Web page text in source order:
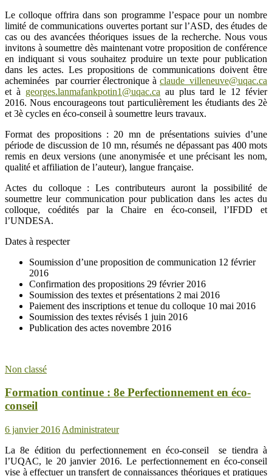
Le colloque offrira dans son programme l’espace pour un nombre
limité de communications ouvertes portant sur l’ASD, des études de
cas ou des avancées théoriques issues de la recherche. Nous vous
invitons à soumettre dès maintenant votre proposition de conférence
en indiquant si vous souhaitez produire un texte pour publication
dans les actes. Les propositions de communications doivent être
acheminées par courrier électronique à claude_villeneuve@uqac.ca
et à georges.lanmafankpotin1@uqac.ca au plus tard le 12 févier
2016. Nous encourageons tout particulièrement les étudiants des 2è
et 3è cycles en éco-conseil à soumettre leurs travaux.
Format des propositions : 20 mn de présentations suivies d’une
période de discussion de 10 mn, résumés ne dépassant pas 400 mots
remis en deux versions (une anonymisée et une précisant les nom,
qualité et affiliation de l’auteur), langue française.
Actes du colloque : Les contributeurs auront la possibilité de
soumettre leur communication pour publication dans les actes du
colloque, coédités par la Chaire en éco-conseil, l’IFDD et
l’UNDESA.
Dates à respecter
Soumission d’une proposition de communication 12 février
2016
Confirmation des propositions 29 février 2016
Soumission des textes et présentations 2 mai 2016
Paiement des inscriptions et tenue du colloque 10 mai 2016
Soumission des textes révisés 1 juin 2016
Publication des actes novembre 2016
Non classé
Formation continue : 8e Perfectionnement en éco-
conseil
6 janvier 2016 Administrateur
La 8e édition du perfectionnement en éco-conseil se tiendra à
l’UQAC, le 20 janvier 2016. Le perfectionnement en éco-conseil
vise à effectuer un transfert de connaissances théoriques et pratiques